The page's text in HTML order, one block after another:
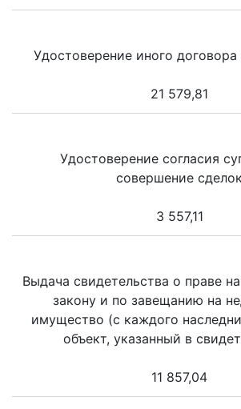
Удостоверение иного договора
21 579,81
Удостоверение согласия
совершение сделок
3 557,11
Выдача свидетельства о праве
закону и по завещанию на
имущество (с каждого
объект, указанный в
11 857,04